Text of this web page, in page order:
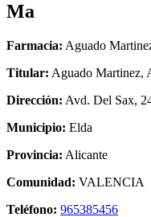
Ma
Farmacia: Aguado
Titular: Aguado Martinez,
Dirección: Avd. Del Sax,
Municipio: Elda
Provincia: Alicante
Comunidad: VALENCIA
Teléfono: 965385456